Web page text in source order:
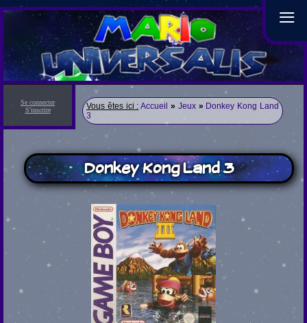
≡
Se connecter
S'inscrire
Vous êtes ici : Accueil » Jeux » Donkey Kong Land
3
Donkey Kong Land 3